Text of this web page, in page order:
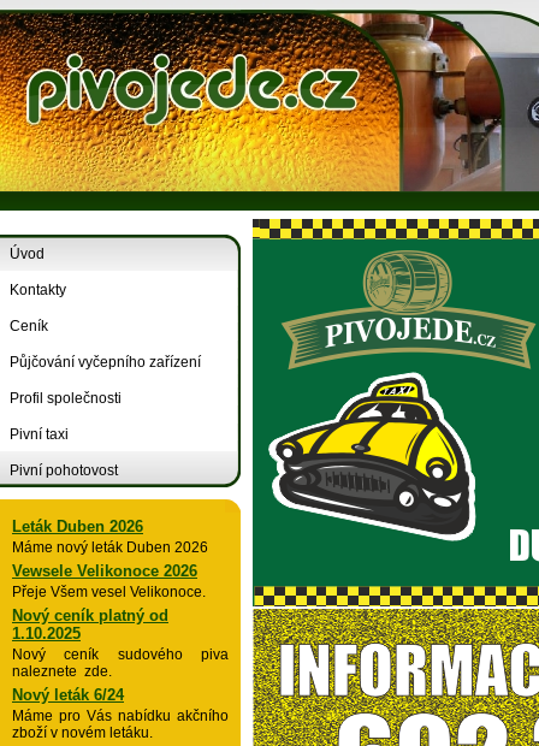
Úvod
Kontakty
Ceník
Půjčování vyčepního zařízení
Profil společnosti
Pivní taxi
Pivní pohotovost
Leták Duben 2026
Máme nový leták Duben 2026
Vewsele Velikonoce 2026
Přeje Všem vesel Velikonoce.
Nový ceník platný od
1.10.2025
Nový ceník sudového piva
naleznete zde.
Nový leták 6/24
Máme pro Vás nabídku akčního
zboží v novém letáku.